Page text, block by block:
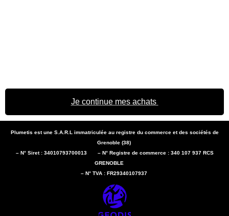
Je continue mes achats
Plumetis est une S.A.R.L immatriculée au registre du commerce et des sociétés de
Grenoble (38)
– N° Siret : 34010793700013 – N° Registre de commerce : 340 107 937 RCS
GRENOBLE
– N° TVA : FR29340107937